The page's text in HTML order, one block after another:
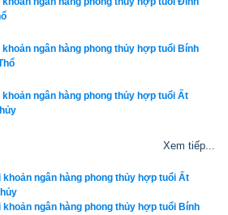
Dần
số Lập Định Chi Hổ (Hổ dựng giang
phi bát trạch thì Tuổi Giáp Dần 1974
(Tây Tứ Mệnh) nên chọn vợ có cung
(Số 6), Đoài (số 7), Cấn (số 8) và các
Chính Tây, Tây Bắc, Tây Nam. Tránh
Tứ Trạch có cung mệnh Khảm (Số
ngân hàng phong thủy hợp tuổi Bính
ngân hàng phong thủy hợp tuổi Ất
Xem tiếp...
ngân hàng phong thủy hợp tuổi Ất
ngân hàng phong thủy hợp tuổi Bính